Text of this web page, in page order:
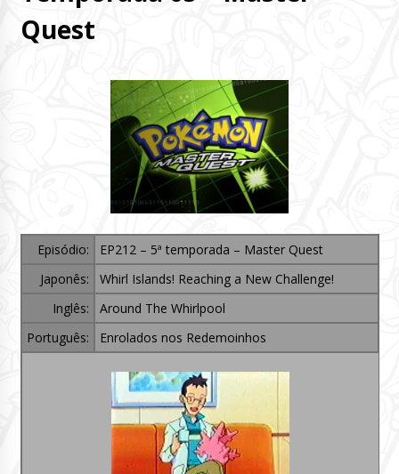
Quest
Episódio:
EP212 – 5ª temporada – Master Quest
Japonês:
Whirl Islands! Reaching a New Challenge!
Inglês:
Around The Whirlpool
Português:
Enrolados nos Redemoinhos